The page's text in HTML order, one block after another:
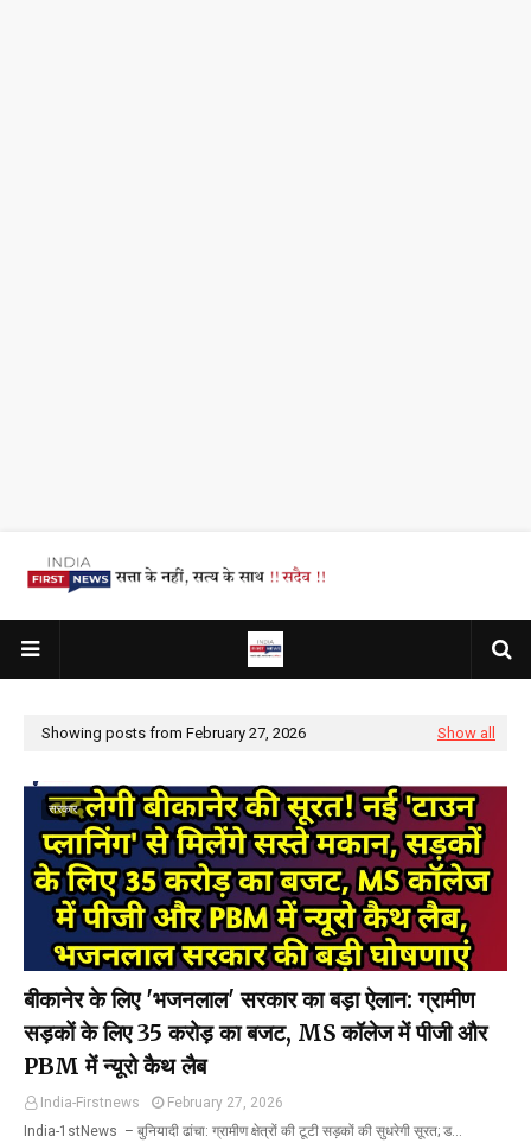
Showing posts from February 27, 2026 Show all
सरकार
बीकानेर के लिए 'भजनलाल' सरकार का बड़ा ऐलान: ग्रामीण
सड़कों के लिए 35 करोड़ का बजट, MS कॉलेज में पीजी और
PBM में न्यूरो कैथ लैब
India-Firstnews
February 27, 2026
India-1stNews ​ – बुनियादी ढांचा: ग्रामीण क्षेत्रों की टूटी सड़कों की सुधरेगी सूरत; ड…